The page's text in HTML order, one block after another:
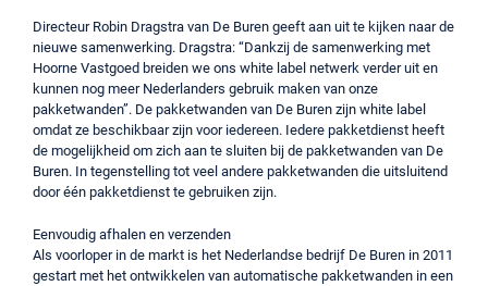
Directeur Robin Dragstra van De Buren geeft aan uit te kijken naar de
nieuwe samenwerking. Dragstra: “Dankzij de samenwerking met
Hoorne Vastgoed breiden we ons white label netwerk verder uit en
kunnen nog meer Nederlanders gebruik maken van onze
pakketwanden”. De pakketwanden van De Buren zijn white label
omdat ze beschikbaar zijn voor iedereen. Iedere pakketdienst heeft
de mogelijkheid om zich aan te sluiten bij de pakketwanden van De
Buren. In tegenstelling tot veel andere pakketwanden die uitsluitend
door één pakketdienst te gebruiken zijn.
Eenvoudig afhalen en verzenden
Als voorloper in de markt is het Nederlandse bedrijf De Buren in 2011
gestart met het ontwikkelen van automatische pakketwanden in een